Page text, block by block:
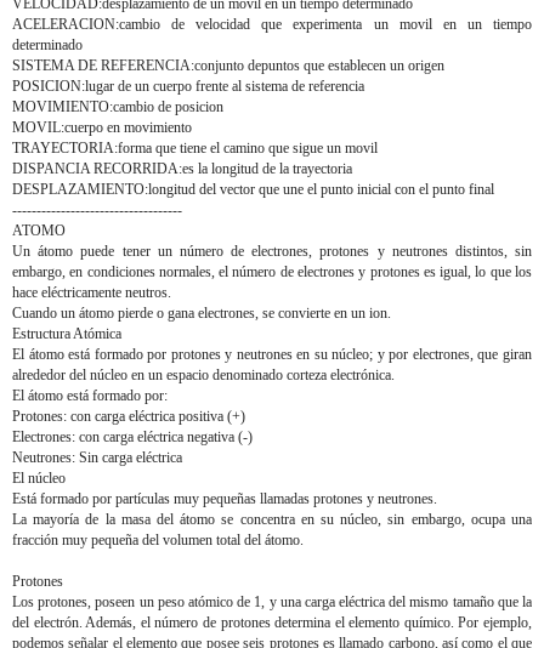
VELOCIDAD:desplazamiento de un movil en un tiempo determinado
ACELERACION:cambio de velocidad que experimenta un movil en un tiempo
determinado
SISTEMA DE REFERENCIA:conjunto depuntos que establecen un origen
POSICION:lugar de un cuerpo frente al sistema de referencia
MOVIMIENTO:cambio de posicion
MOVIL:cuerpo en movimiento
TRAYECTORIA:forma que tiene el camino que sigue un movil
DISPANCIA RECORRIDA:es la longitud de la trayectoria
DESPLAZAMIENTO:longitud del vector que une el punto inicial con el punto final
-----------------------------------
ATOMO
Un átomo puede tener un número de electrones, protones y neutrones distintos, sin
embargo, en condiciones normales, el número de electrones y protones es igual, lo que los
hace eléctricamente neutros.
Cuando un átomo pierde o gana electrones, se convierte en un ion.
Estructura Atómica
El átomo está formado por protones y neutrones en su núcleo; y por electrones, que giran
alrededor del núcleo en un espacio denominado corteza electrónica.
El átomo está formado por:
Protones: con carga eléctrica positiva (+)
Electrones: con carga eléctrica negativa (-)
Neutrones: Sin carga eléctrica
El núcleo
Está formado por partículas muy pequeñas llamadas protones y neutrones.
La mayoría de la masa del átomo se concentra en su núcleo, sin embargo, ocupa una
fracción muy pequeña del volumen total del átomo.
Protones
Los protones, poseen un peso atómico de 1, y una carga eléctrica del mismo tamaño que la
del electrón. Además, el número de protones determina el elemento químico. Por ejemplo,
podemos señalar el elemento que posee seis protones es llamado carbono, así como el que